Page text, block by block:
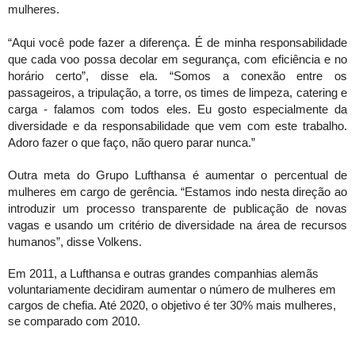
mulheres.
“Aqui você pode fazer a diferença. É de minha responsabilidade
que cada voo possa decolar em segurança, com eficiência e no
horário certo”, disse ela. “Somos a conexão entre os
passageiros, a tripulação, a torre, os times de limpeza, catering e
carga - falamos com todos eles. Eu gosto especialmente da
diversidade e da responsabilidade que vem com este trabalho.
Adoro fazer o que faço, não quero parar nunca.”
Outra meta do Grupo Lufthansa é aumentar o percentual de
mulheres em cargo de gerência. “Estamos indo nesta direção ao
introduzir um processo transparente de publicação de novas
vagas e usando um critério de diversidade na área de recursos
humanos”, disse Volkens.
Em 2011, a Lufthansa e outras grandes companhias alemãs
voluntariamente decidiram aumentar o número de mulheres em
cargos de chefia. Até 2020, o objetivo é ter 30% mais mulheres,
se comparado com 2010.